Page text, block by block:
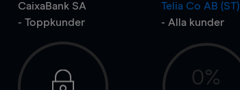
CaixaBank SA
- Toppkunder
Telia Co AB (ST)
- Alla kunder
0%